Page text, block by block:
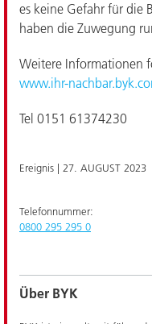
es keine Gefahr für die
haben die Zuwegung
Weitere Informationen
www.ihr-
Tel 0151 61374230
Ereignis | 27. AUGUST 2023
Telefonnummer:
0800 295 295 0
Über BYK